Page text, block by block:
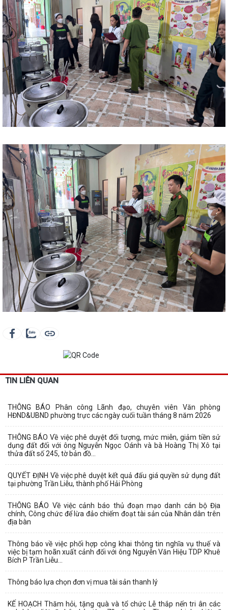
TIN LIÊN QUAN
THÔNG BÁO Phân công Lãnh đạo, chuyên viên Văn phòng
HĐND&UBND phường trực các ngày cuối tuần tháng 8 năm 2026
THÔNG BÁO Về việc phê duyệt đối tượng, mức miễn, giảm tiền sử
dụng đất đối với ông Nguyễn Ngọc Oánh và bà Hoàng Thị Xô tại
thửa đất số 245, tờ bản đồ...
QUYẾT ĐỊNH Về việc phê duyệt kết quả đấu giá quyền sử dụng đất
tại phường Trần Liễu, thành phố Hải Phòng
THÔNG BÁO Về việc cảnh báo thủ đoạn mạo danh cán bộ Địa
chính, Công chức để lừa đảo chiếm đoạt tài sản của Nhân dân trên
địa bàn
Thông báo về việc phối hợp công khai thông tin nghĩa vụ thuế và
việc bị tạm hoãn xuất cảnh đối với ông Nguyễn Văn Hiệu TDP Khuê
Bích P Trần Liễu...
Thông báo lựa chọn đơn vị mua tài sản thanh lý
KẾ HOẠCH Thăm hỏi, tặng quà và tổ chức Lễ thắp nến tri ân các